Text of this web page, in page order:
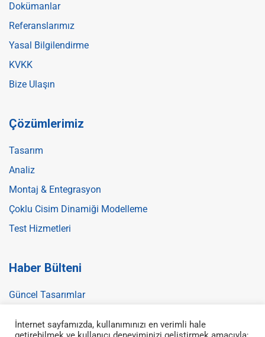
Dokümanlar
Referanslarımız
Yasal Bilgilendirme
KVKK
Bize Ulaşın
Çözümlerimiz
Tasarım
Analiz
Montaj & Entegrasyon
Çoklu Cisim Dinamiği Modelleme
Test Hizmetleri
Haber Bülteni
Güncel Tasarımlar
İnternet sayfamızda, kullanımınızı en verimli hale